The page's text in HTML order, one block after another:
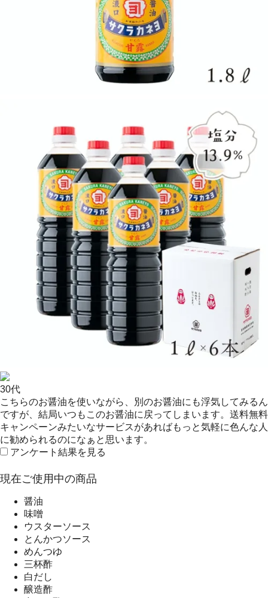
30代
こちらのお醤油を使いながら、別のお醤油にも浮気してみるん
ですが、結局いつもこのお醤油に戻ってしまいます。送料無料
キャンペーンみたいなサービスがあればもっと気軽に色んな人
に勧められるのになぁと思います。
アンケート結果を見る
現在ご使用中の商品
醤油
味噌
ウスターソース
とんかつソース
めんつゆ
三杯酢
白だし
醸造酢